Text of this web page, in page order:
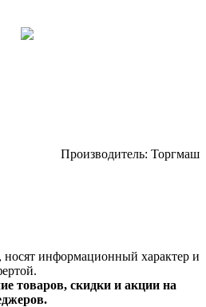
Производитель: Торгмаш
информационный характер и
товаров, скидки и акции на